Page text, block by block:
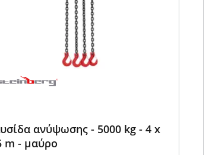
ανύψωσης - 5000 kg - 4 x
m - μαύρο